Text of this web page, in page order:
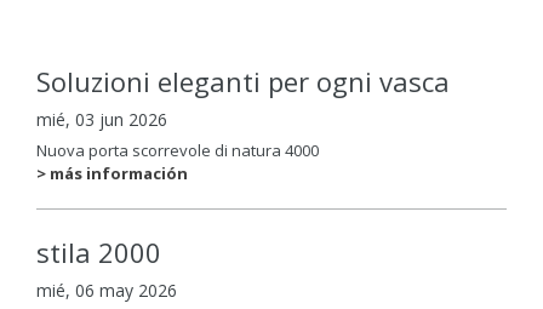
Soluzioni eleganti per ogni vasca
mié, 03 jun 2026
Nuova porta scorrevole di natura 4000
> más información
stila 2000
mié, 06 may 2026